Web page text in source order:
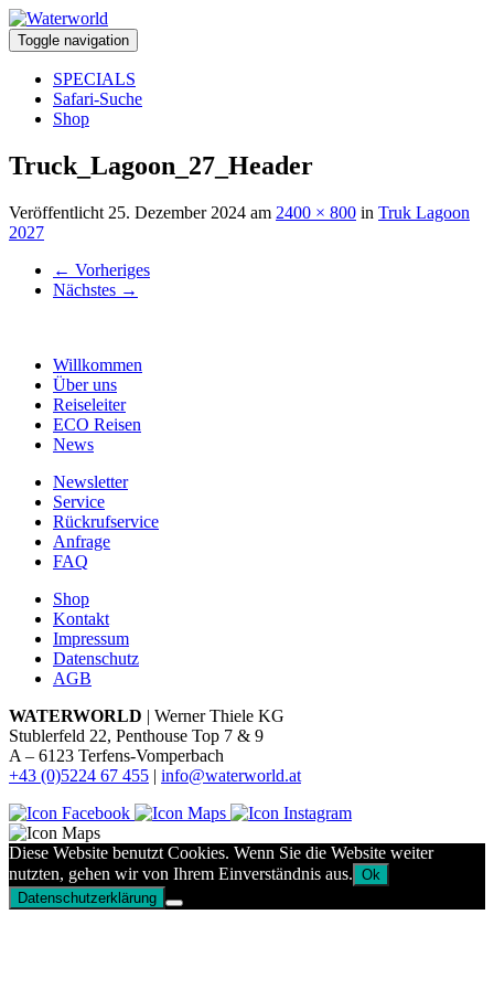
Toggle navigation
SPECIALS
Safari-Suche
Shop
Truck_Lagoon_27_Header
Veröffentlicht 25. Dezember 2024 am 2400 × 800 in Truk Lagoon
2027
← Vorheriges
Nächstes →
Willkommen
Über uns
Reiseleiter
ECO Reisen
News
Newsletter
Service
Rückrufservice
Anfrage
FAQ
Shop
Kontakt
Impressum
Datenschutz
AGB
WATERWORLD | Werner Thiele KG
Stublerfeld 22, Penthouse Top 7 & 9
A – 6123 Terfens-Vomperbach
+43 (0)5224 67 455 | info@waterworld.at
Diese Website benutzt Cookies. Wenn Sie die Website weiter
nutzten, gehen wir von Ihrem Einverständnis aus. Ok
Datenschutzerklärung